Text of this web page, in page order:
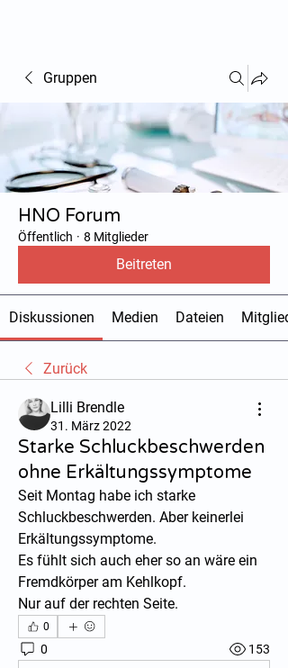
Gruppen
HNO Forum
Öffentlich · 8 Mitglieder
Beitreten
Diskussionen Medien Dateien
Zurück
Lilli Brendle
31. März 2022
Starke Schluckbeschwerden
ohne Erkältungssymptome
Seit Montag habe ich starke
Schluckbeschwerden. Aber keinerlei
Erkältungssymptome.
Es fühlt sich auch eher so an wäre ein
Fremdkörper am Kehlkopf.
Nur auf der rechten Seite.
0
0 153